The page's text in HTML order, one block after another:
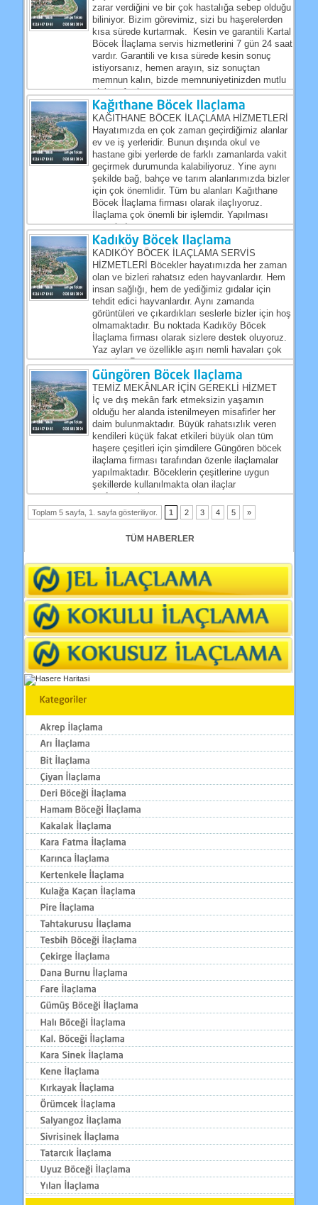
zarar verdiğini ve bir çok hastalığa sebep olduğu
biliniyor. Bizim görevimiz, sizi bu haşerelerden
kısa sürede kurtarmak. Kesin ve garantili Kartal
Böcek İlaçlama servis hizmetlerini 7 gün 24 saat
vardır. Garantili ve kısa sürede kesin sonuç
istiyorsanız, hemen arayın, siz sonuçtan
memnun kalın, bizde memnuniyetinizden mutlu
olalım. Artık...
KAĞITHANE BÖCEK İLAÇLAMA HİZMETLERİ
Hayatımızda en çok zaman geçirdiğimiz alanlar
ev ve iş yerleridir. Bunun dışında okul ve
hastane gibi yerlerde de farklı zamanlarda vakit
geçirmek durumunda kalabiliyoruz. Yine aynı
şekilde bağ, bahçe ve tarım alanlarımızda bizler
için çok önemlidir. Tüm bu alanları Kağıthane
Böcek İlaçlama firması olarak ilaçlıyoruz.
İlaçlama çok önemli bir işlemdir. Yapılması
zorunludur....
KADIKÖY BÖCEK İLAÇLAMA SERVİS
HİZMETLERİ Böcekler hayatımızda her zaman
olan ve bizleri rahatsız eden hayvanlardır. Hem
insan sağlığı, hem de yediğimiz gıdalar için
tehdit edici hayvanlardır. Aynı zamanda
görüntüleri ve çıkardıkları seslerle bizler için hoş
olmamaktadır. Bu noktada Kadıköy Böcek
İlaçlama firması olarak sizlere destek oluyoruz.
Yaz ayları ve özellikle aşırı nemli havaları çok
severler. Bu...
TEMİZ MEKÂNLAR İÇİN GEREKLİ HİZMET
İç ve dış mekân fark etmeksizin yaşamın
olduğu her alanda istenilmeyen misafirler her
daim bulunmaktadır. Büyük rahatsızlık veren
kendileri küçük fakat etkileri büyük olan tüm
haşere çeşitleri için şimdilere Güngören böcek
ilaçlama firması tarafından özenle ilaçlamalar
yapılmaktadır. Böceklerin çeşitlerine uygun
şekillerde kullanılmakta olan ilaçlar
profesyonel...
Toplam 5 sayfa, 1. sayfa gösteriliyor. 1 2 3 4 5 »
TÜM HABERLER